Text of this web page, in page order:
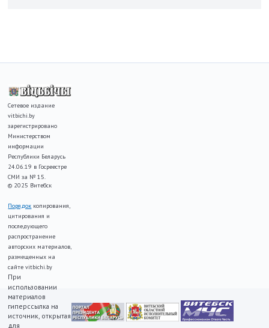
Сетевое издание
vitbichi.by
зарегистрировано
Министерством
информации
Республики Беларусь
24.06.19 в Госреестре
СМИ за № 15.
© 2025 Витебск
Порядок копирования,
цитирования и
последующего
распространение
авторских материалов,
размещенных на
сайте vitbichi.by
При
использовании
материалов
гиперссылка на
источник, открытая
для